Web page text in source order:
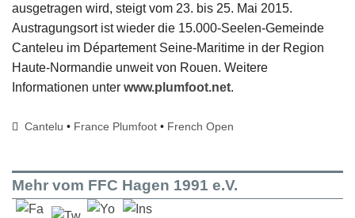
ausgetragen wird, steigt vom 23. bis 25. Mai 2015.
Austragungsort ist wieder die 15.000-Seelen-Gemeinde
Canteleu im Département Seine-Maritime in der Region
Haute-Normandie unweit von Rouen. Weitere
Informationen unter www.plumfoot.net.
Cantelu • France Plumfoot • French Open
Mehr vom FFC Hagen 1991 e.V.